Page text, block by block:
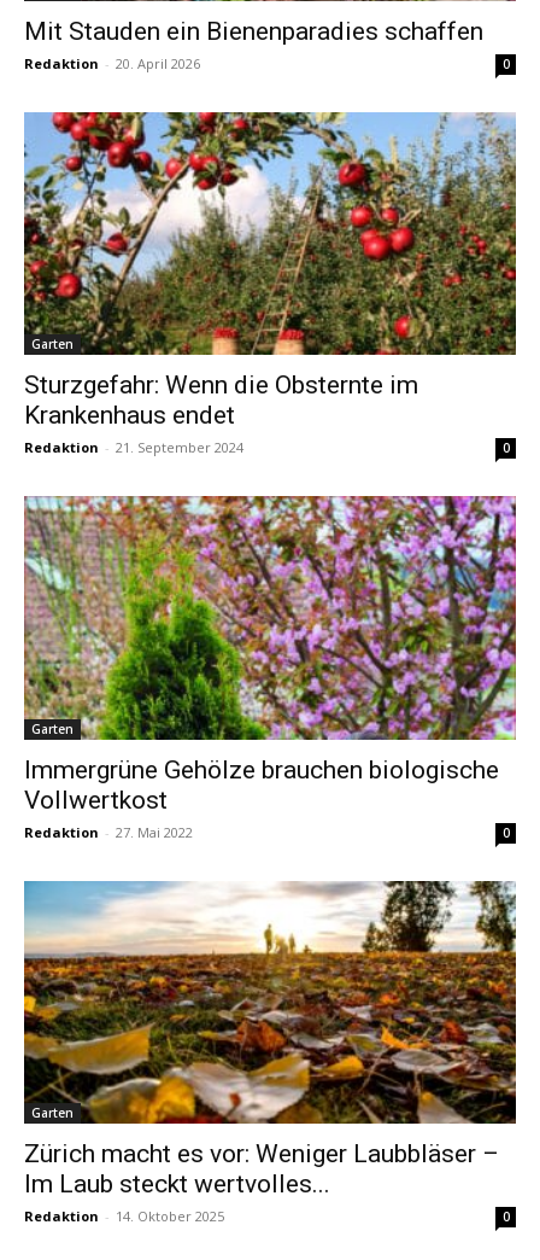
Mit Stauden ein Bienenparadies schaffen
Redaktion - 20. April 2026 0
Garten
Sturzgefahr: Wenn die Obsternte im
Krankenhaus endet
Redaktion - 21. September 2024 0
Garten
Immergrüne Gehölze brauchen biologische
Vollwertkost
Redaktion - 27. Mai 2022 0
Garten
Zürich macht es vor: Weniger Laubbläser –
Im Laub steckt wertvolles...
Redaktion - 14. Oktober 2025 0